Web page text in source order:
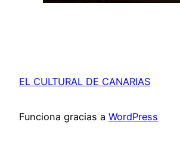
EL CULTURAL DE CANARIAS
Funciona gracias a WordPress